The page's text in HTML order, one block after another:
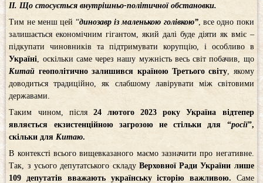
ІІ. Що стосується внутрішньо-політичної обстановки.
Тим не менш цей “динозавр із маленькою голівкою”, все одно поки
залишається економічним гігантом, який далі буде діяти як вміє –
підкупати чиновників та підтримувати корупцію, і особливо в
Україні , оскільки саме через нашу мужність весь світ побачив, що
Китай геополітично залишився країною Третього світу , якому
доводиться традиційно, як слабшому лавірувати між світовими
державами.
Таким чином, після 24 лютого 2023 року Україна
відтепер
являється екзистенційною загрозою не стільки для “росії”,
скільки для Китаю.
В контексті всього вищевказаного маємо зазначити про негативне.
Так, з усього депутатського складу Верховної Ради України лише
109 депутатів вважають українську історію важливою. Саме